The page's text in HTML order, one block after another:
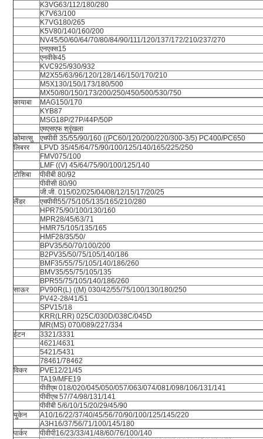
K3VG63/112/180/280
K7V63/100
K7VG180/265
K5V80/140/160/200
NV45/50/60/64/70/80/84/90/111/120/137/172/210/237/270
एनएक्स15
एनवीके45
KVC925/930/932
M2X55/63/96/120/128/146/150/170/210
M5X130/150/173/180/500
MX50/80/150/173/200/250/450/500/530/750
कायाबा
MAG150/170
KYB87
MSG18P/27P/44P/50P
एमएसएफ श्रृंखला
कोमात्सु
एचपीवी 35/55/90/160 ((PC60/120/200/220/300-3/5) PC400/PC650
लिबरर
LPVD 35/45/64/75/90/100/125/140/165/225/250
FMV075/100
LMF ((V) 45/64/75/90/100/125/140
टोशिबा
पीवीबी 80/92
पीवीसी 80/90
जी.जी. 015/02/025/04/08/12/15/17/20/25
लैंडर
एचपीवी55/75/105/135/165/210/280
HPR75/90/100/130/160
MPR28/45/63/71
HMR75/105/135/165
HMF28/35/50/
BPV35/50/70/100/200
B2PV35/50/75/105/140/186
BMF35/55/75/105/140/186/260
BMV35/55/75/105/135
BPR55/75/105/140/186/260
साऊर
PV90R(L) ((M) 030/42/55/75/100/130/180/250
PV42-28/41/51
SPV15/18
KRR(LRR) 025C/030D/038C/045D
MR(MS) 070/089/227/334
ईटन
3321/3331
4621/4631
5421/5431
78461/78462
विकर
PVE12/21/45
TA19/MFE19
पीवीएम 018/020/045/050/057/063/074/081/098/106/131/141
पीवीएच 57/74/98/131/141
पीवीबी 5/6/10/15/20/29/45/90
युकेन
A10/16/22/37/40/45/56/70/90/100/125/145/220
A3H16/37/56/71/100/145/180
पार्कर
पीवीपी16/23/33/41/48/60/76/100/140